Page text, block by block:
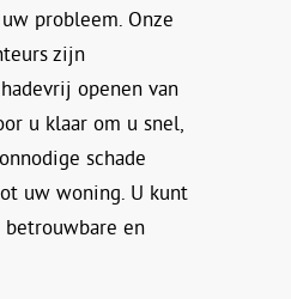
probleem. Onze
zijn
openen van
u klaar om u snel,
schade
uw woning. U kunt
betrouwbare en